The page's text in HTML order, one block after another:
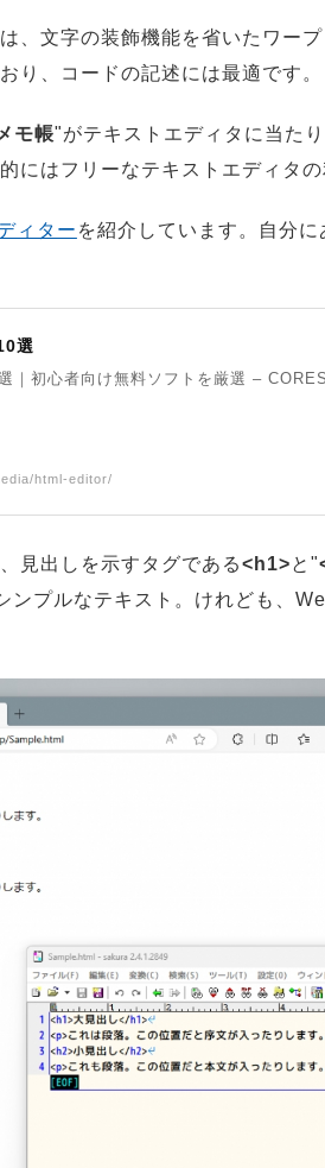
、文字の装飾機能を省いたワープ
り、コードの記述には最適です。
モ帳"がテキストエディタに当た
にはフリーなテキストエディタの
ィター を紹介しています。自分
選
｜初心者向け無料ソフトを厳選 –
html-editor/
見出しを示すタグである<h1>と"
ンプルなテキスト。けれども、